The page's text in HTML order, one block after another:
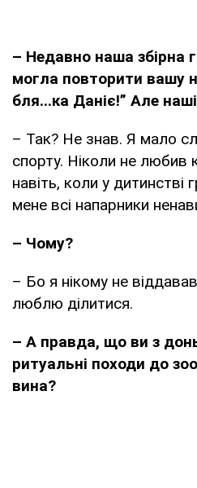
– Недавно наша збірна
могла повторити вашу
бля...ка Даніє!” Але
– Так? Не знав. Я мало
спорту. Ніколи не любив
навіть, коли у дитинстві
мене всі напарники
– Чому?
– Бо я нікому не
люблю ділитися.
– А правда, що ви з
ритуальні походи до
вина?